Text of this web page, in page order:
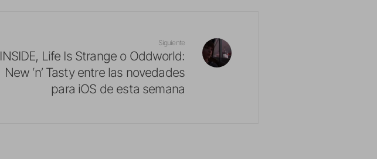
Siguiente
INSIDE, Life Is Strange o Oddworld:
New ‘n’ Tasty entre las novedades
para iOS de esta semana